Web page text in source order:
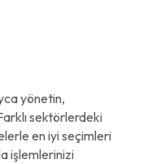
yönetin,
sektörlerdeki
en iyi seçimleri
işlemlerinizi